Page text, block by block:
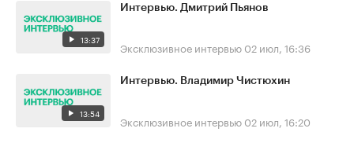
13:37
Интервью. Дмитрий Пьянов
Эксклюзивное интервью 02 июл, 16:36
13:54
Интервью. Владимир Чистюхин
Эксклюзивное интервью 02 июл, 16:20